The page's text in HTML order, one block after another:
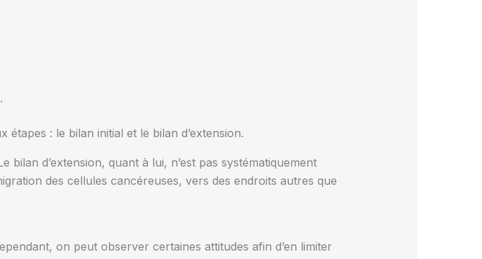
: le bilan initial et le bilan d’extension.
bilan d’extension, quant à lui, n’est pas systématiquement
des cellules cancéreuses, vers des endroits autres que
on peut observer certaines attitudes afin d’en limiter